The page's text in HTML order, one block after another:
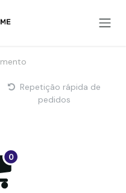
Repetição rápida de
pedidos